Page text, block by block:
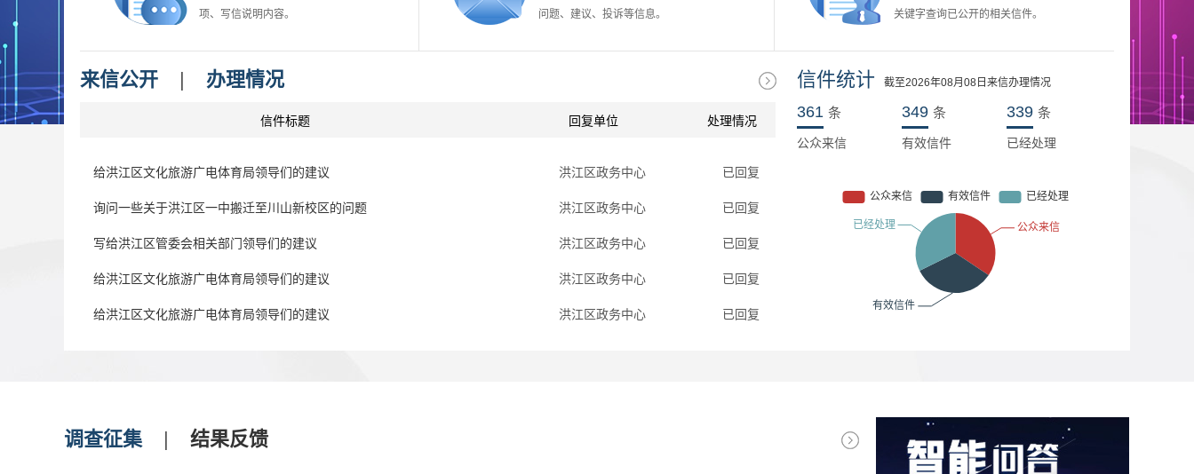
项、写信说明内容。
问题、建议、投诉等信息。
关键字查询已公开的相关信件。
来信公开 | 办理情况
信件标题 回复单位 处理情况
给洪江区文化旅游广电体育局领导们的建议 洪江区政务中心 已回复
询问一些关于洪江区一中搬迁至川山新校区的问题 洪江区政务中心 已回复
写给洪江区管委会相关部门领导们的建议 洪江区政务中心 已回复
给洪江区文化旅游广电体育局领导们的建议 洪江区政务中心 已回复
给洪江区文化旅游广电体育局领导们的建议 洪江区政务中心 已回复
信件统计 截至2026年08月08日来信办理情况
361 条
公众来信
349 条
有效信件
339 条
已经处理
调查征集 | 结果反馈